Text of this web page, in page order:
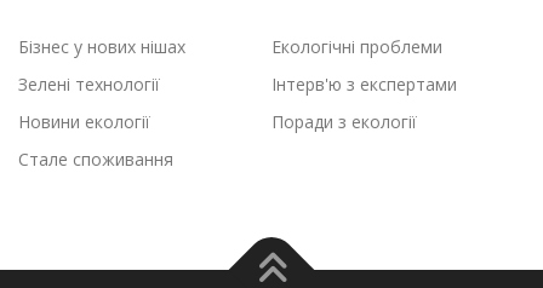
Бізнес у нових нішах
Екологічні проблеми
Зелені технології
Інтерв'ю з експертами
Новини екології
Поради з екології
Стале споживання